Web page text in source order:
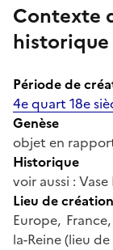
Contexte
historique
Période de
4e quart 18e
Genèse
objet en
Historique
voir aussi :
Lieu de
Europe,
la-Reine (lieu